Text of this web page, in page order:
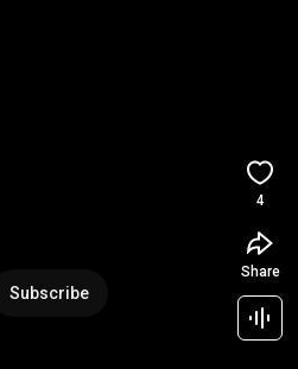
Subscribe
4
Share